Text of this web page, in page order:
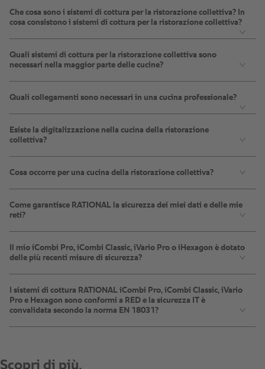
Che cosa sono i sistemi di cottura per la ristorazione collettiva? In
cosa consistono i sistemi di cottura per la ristorazione collettiva?
Quali sistemi di cottura per la ristorazione collettiva sono
necessari nella maggior parte delle cucine?
Quali collegamenti sono necessari in una cucina professionale?
Esiste la digitalizzazione nella cucina della ristorazione
collettiva?
Cosa occorre per una cucina della ristorazione collettiva?
Come garantisce RATIONAL la sicurezza dei miei dati e delle mie
reti?
Il mio iCombi Pro, iCombi Classic, iVario Pro o iHexagon è dotato
delle più recenti misure di sicurezza?
I sistemi di cottura RATIONAL iCombi Pro, iCombi Classic, iVario
Pro e Hexagon sono conformi a RED e la sicurezza IT è
convalidata secondo la norma EN 18031?